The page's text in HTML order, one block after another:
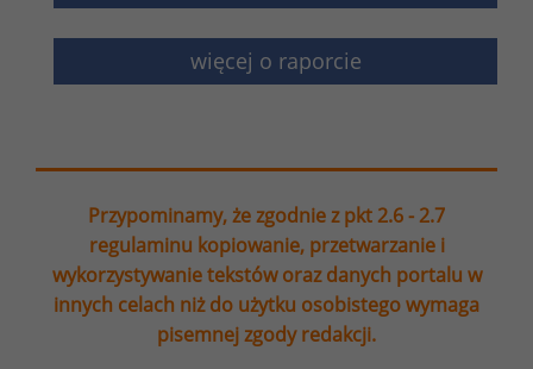
więcej o raporcie
Przypominamy, że zgodnie z pkt 2.6 - 2.7
regulaminu kopiowanie, przetwarzanie i
wykorzystywanie tekstów oraz danych portalu w
innych celach niż do użytku osobistego wymaga
pisemnej zgody redakcji.